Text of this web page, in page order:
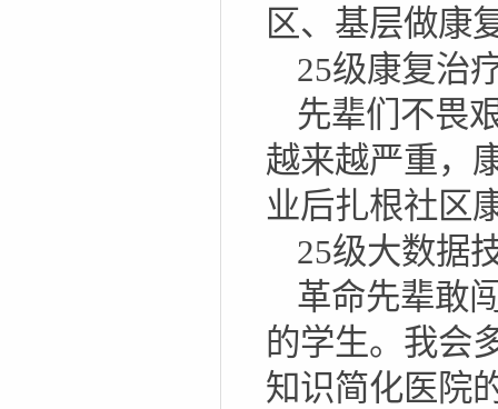
区、基层做康
25级康复治
先辈们不畏
越来越严重，
业后扎根社区
25级大数据
革命先辈敢
的学生。我会
知识简化医院